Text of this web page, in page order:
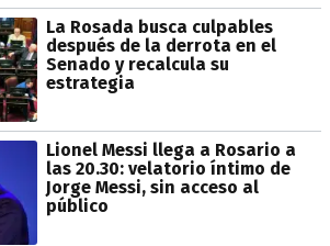
La Rosada busca culpables
después de la derrota en el
Senado y recalcula su
estrategia
Lionel Messi llega a Rosario a
las 20.30: velatorio íntimo de
Jorge Messi, sin acceso al
público